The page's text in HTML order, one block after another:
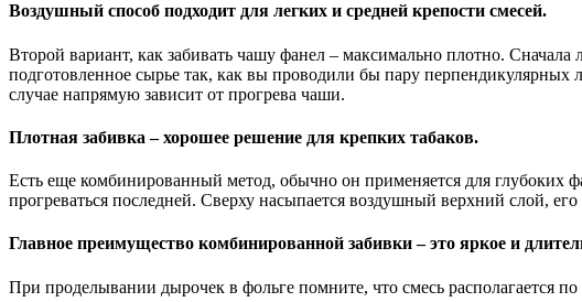
Воздушный способ подходит для легких и средней крепости смесей.
Второй вариант, как забивать чашу фанел – максимально плотно.
подготовленное сырье так, как вы проводили бы пару
случае напрямую зависит от прогрева чаши.
Плотная забивка – хорошее решение для крепких табаков.
Есть еще комбинированный метод, обычно он применяется для глубоких
прогреваться последней. Сверху насыпается воздушный верхний слой,
Главное преимущество комбинированной забивки – это яркое и
При проделывании дырочек в фольге помните, что смесь располагается